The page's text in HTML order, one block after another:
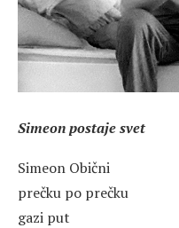
Simeon postaje svet
Simeon Obični
prečku po prečku
gazi put